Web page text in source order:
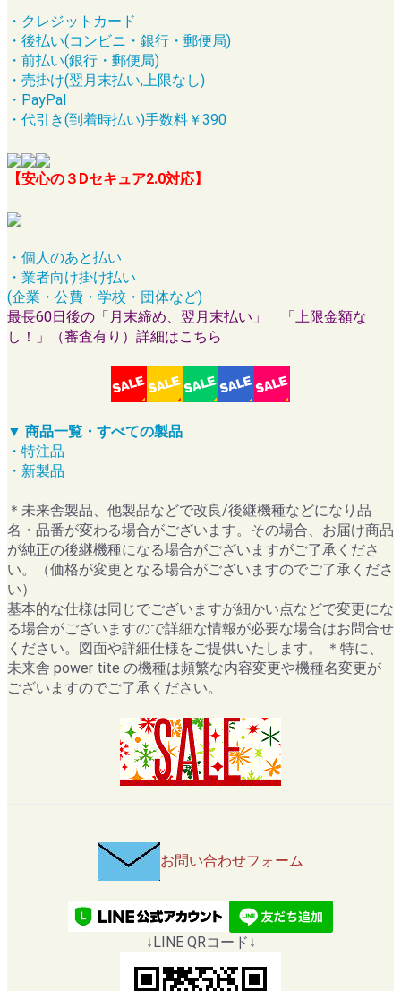
・クレジットカード
・後払い(コンビニ・銀行・郵便局)
・前払い(銀行・郵便局)
・売掛け(翌月末払い,上限なし)
・PayPal
・代引き(到着時払い)手数料￥390
【安心の３Dセキュア2.0対応】
・個人のあと払い
・業者向け掛け払い
(企業・公費・学校・団体など)
最長60日後の「月末締め、翌月末払い」 「上限金額な
し！」（審査有り）詳細はこちら
▼ 商品一覧・すべての製品
・特注品
・新製品
＊未来舎製品、他製品などで改良/後継機種などになり品
名・品番が変わる場合がございます。その場合、お届け商品
が純正の後継機種になる場合がございますがご了承くださ
い。（価格が変更となる場合がございますのでご了承くださ
い）
基本的な仕様は同じでございますが細かい点などで変更にな
る場合がございますので詳細な情報が必要な場合はお問合せ
ください。図面や詳細仕様をご提供いたします。 ＊特に、
未来舎 power tite の機種は頻繁な内容変更や機種名変更が
ございますのでご了承ください。
お問い合わせフォーム
↓LINE QRコード↓